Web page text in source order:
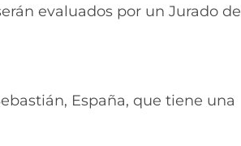
evaluados por un Jurado de
España, que tiene una